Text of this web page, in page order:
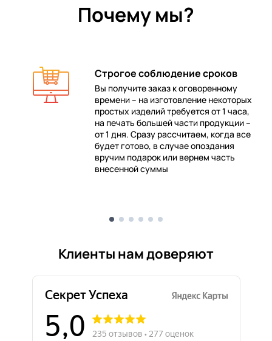
Почему мы?
Строгое соблюдение сроков
Вы получите заказ к оговоренному
времени – на изготовление некоторых
простых изделий требуется от 1 часа,
на печать большей части продукции –
от 1 дня. Сразу рассчитаем, когда все
будет готово, в случае опоздания
вручим подарок или вернем часть
внесенной суммы
Клиенты нам доверяют